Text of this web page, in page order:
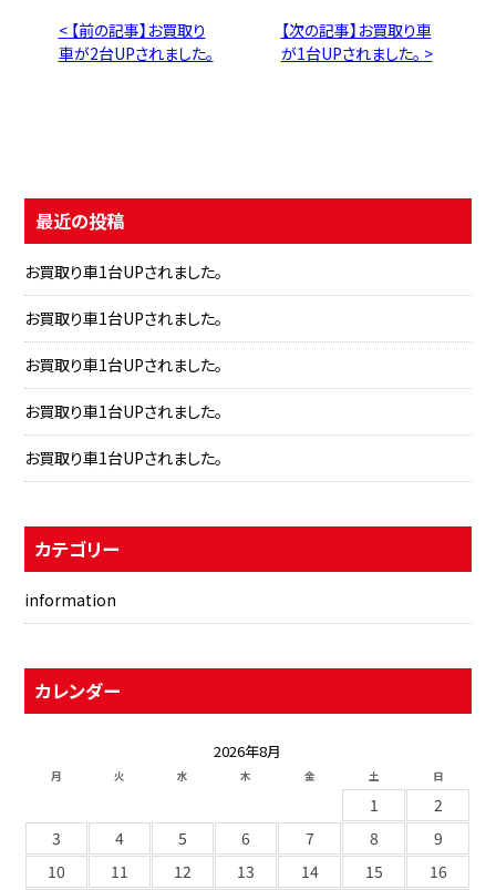
< 【前の記事】お買取り
車が2台UPされました。
【次の記事】お買取り車
が1台UPされました。 >
最近の投稿
お買取り車1台UPされました。
お買取り車1台UPされました。
お買取り車1台UPされました。
お買取り車1台UPされました。
お買取り車1台UPされました。
カテゴリー
information
カレンダー
2026年8月
月 火 水 木 金 土 日
1
2
3
4 5 6 7 8
9
10
11 12 13 14 15
16